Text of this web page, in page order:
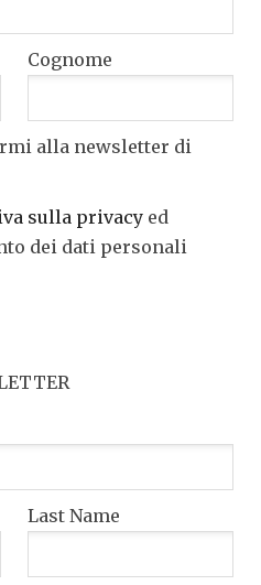
Cognome
alla newsletter di
sulla privacy ed
dei dati personali
Last Name